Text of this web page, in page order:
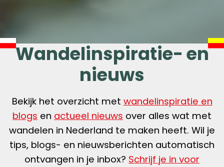
Wandelinspiratie- en
nieuws
Bekijk het overzicht met wandelinspiratie en
blogs en actueel nieuws over alles wat met
wandelen in Nederland te maken heeft. Wil je
tips, blogs- en nieuwsberichten automatisch
ontvangen in je inbox? Schrijf je in voor